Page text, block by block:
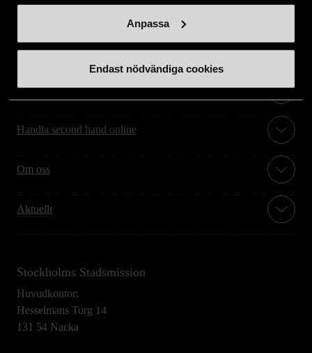
Anpassa
Endast nödvändiga cookies
Stöd oss
Hitta till oss
Handla second hand online
Om oss
Aktuellt
Stockholms Stadsmission
Huvudkontor:
Hesselmans Torg 14
131 54 Nacka